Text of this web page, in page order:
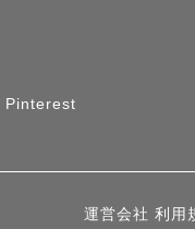
Pinterest
運営会社 利用